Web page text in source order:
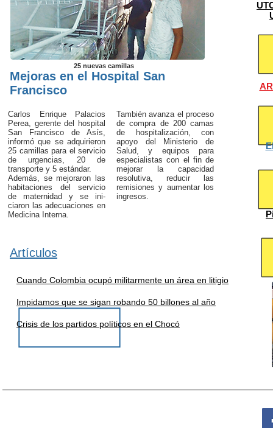
Artículos
Cuando Colombia ocupó militarmente un área en litigio
Impidamos que se sigan robando 50 billones al año
Crisis de los partidos políticos en el Chocó
25 nuevas camillas
Carlos Enrique Palacios
Pe­rea, gerente del hospital
San Francisco de Asís,
informó que se adquirieron
25 camillas para el servicio
de urgencias, 20 de
transporte y 5 estándar.
Además, se mejoraron las
habitacio­nes del servicio
de maternidad y se ini­
ciaron las adecuaciones en
Medicina In­terna.
Mejoras en el Hospital San
Francisco
También avanza el proceso
de compra de 200 camas
de hospitalización, con
apoyo del Ministerio de
Salud, y equipos para
especialistas con el fin de
mejorar la capacidad
resolutiva, reducir las
remisiones y aumentar los
ingresos.